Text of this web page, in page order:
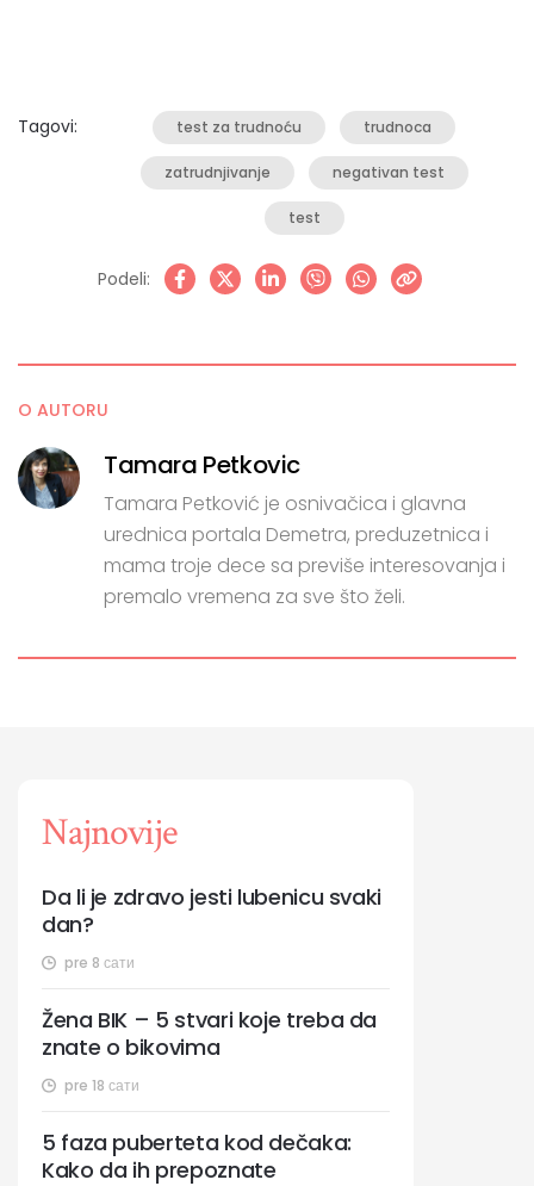
Tagovi: test za trudnoću trudnoca
zatrudnjivanje negativan test
test
Podeli:
O AUTORU
Tamara Petkovic
Tamara Petković je osnivačica i glavna
urednica portala Demetra, preduzetnica i
mama troje dece sa previše interesovanja i
premalo vremena za sve što želi.
Najnovije
pre 8 сати
Da li je zdravo jesti lubenicu svaki
dan?
pre 18 сати
Žena BIK – 5 stvari koje treba da
znate o bikovima
5 faza puberteta kod dečaka:
Kako da ih prepoznate